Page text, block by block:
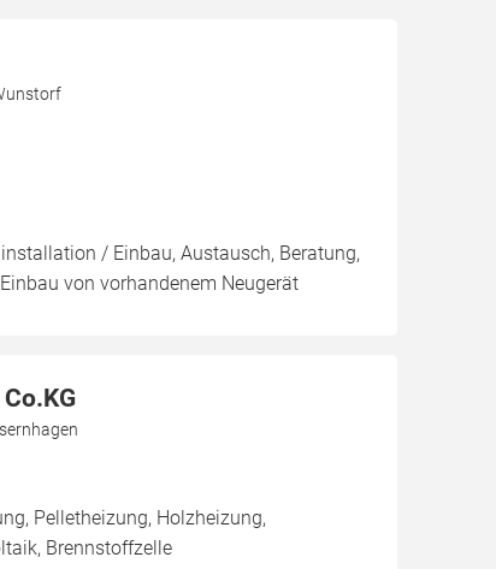
/ Einbau, Austausch, Beratung,
von vorhandenem Neugerät
Pelletheizung, Holzheizung,
Brennstoffzelle